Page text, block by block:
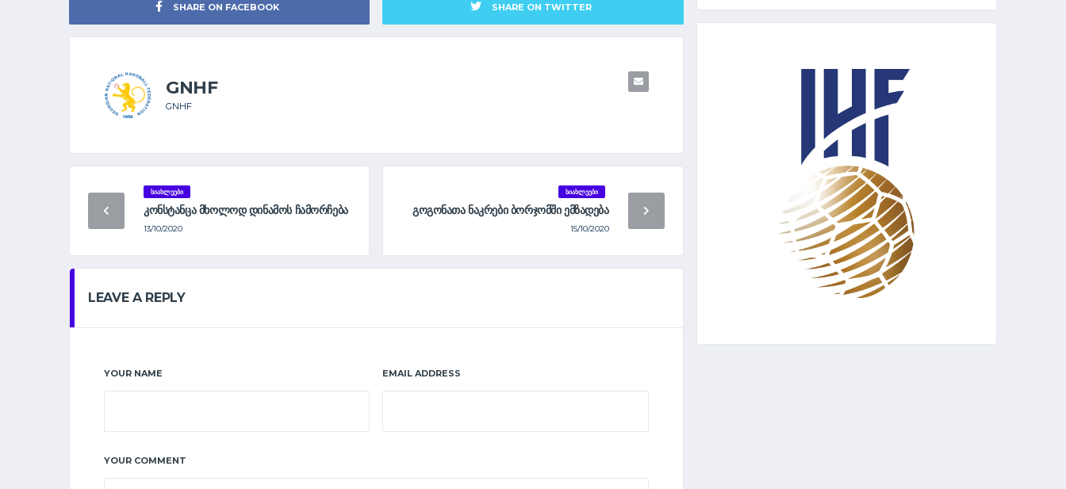
SHARE ON FACEBOOK SHARE ON TWITTER
GNHF
GNHF
ᲡᲘᲐᲮᲚᲔᲔᲑᲘ
ᲙᲝᲜᲡᲢᲐᲜᲪᲐ ᲛᲮᲝᲚᲝᲓ ᲓᲘᲜᲐᲛᲝᲡ ᲩᲐᲛᲝᲠᲩᲔᲑᲐ
13/10/2020
ᲡᲘᲐᲮᲚᲔᲔᲑᲘ
ᲒᲝᲒᲝᲜᲐᲗᲐ ᲜᲐᲙᲠᲔᲑᲘ ᲑᲝᲠᲯᲝᲛᲨᲘ ᲔᲛᲖᲐᲓᲔᲑᲐ
15/10/2020
LEAVE A REPLY
YOUR NAME EMAIL ADDRESS
YOUR COMMENT